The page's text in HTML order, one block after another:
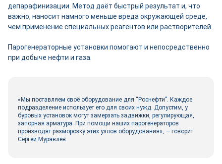
депарафинизации. Метод даёт быстрый результат и, что
важно, наносит намного меньше вреда окружающей среде,
чем применение специальных реагентов или растворителей.
Парогенераторные установки помогают и непосредственно
при добыче нефти и газа.
«Мы поставляем своё оборудование для “Роснефти”. Каждое
подразделение использует его для своих нужд. Допустим, у
буровых установок могут замерзать задвижки, регулирующая,
запорная арматура. При помощи наших парогенераторов
производят разморозку этих узлов оборудования», ― говорит
Сергей Муравлёв.